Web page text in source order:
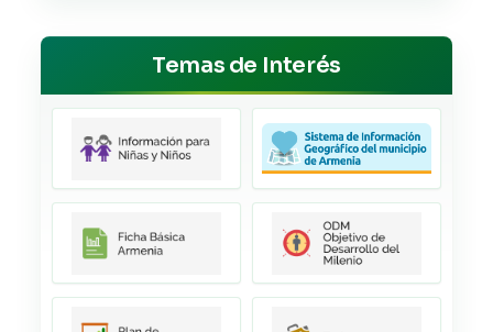
Temas de Interés